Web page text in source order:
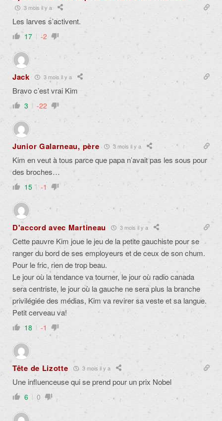
3 mois il y a
Les larves s’activent.
17 -2
Jack 3 mois il y a
Bravo c’est vrai Kim
3 -22
Junior Galarneau, père 3 mois il y a
Kim en veut à tous parce que papa n’avait pas les sous pour
des broches…
15 -1
D'accord avec Martineau 3 mois il y a
Cette pauvre Kim joue le jeu de la petite gauchiste pour se
ranger du bord de ses employeurs et de ceux de son chum.
Pour le fric, rien de trop beau.
Le jour où la tendance va tourner, le jour où radio canada
sera centriste, le jour où la gauche ne sera plus la branche
privilégiée des médias, Kim va revirer sa veste et sa langue.
Petit cerveau va!
18 -1
Tête de Lizotte 3 mois il y a
Une influenceuse qui se prend pour un prix Nobel
6 0